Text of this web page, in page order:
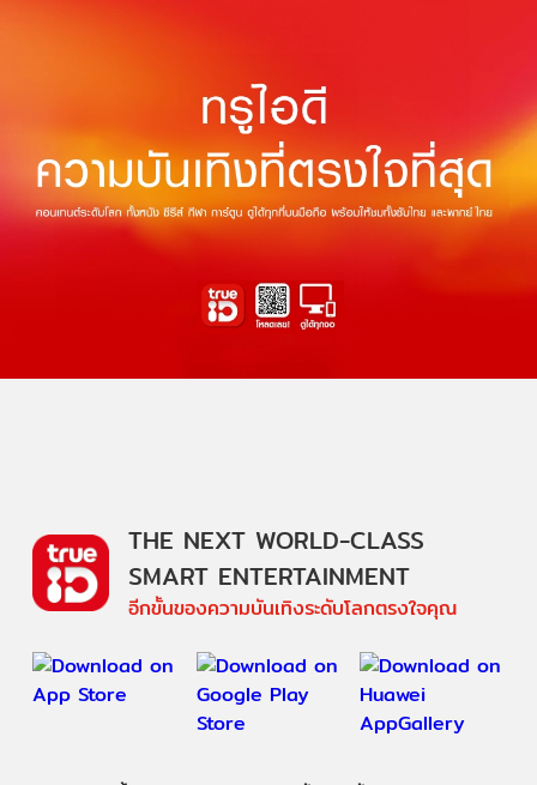
THE NEXT WORLD-CLASS
SMART ENTERTAINMENT
อีกขั้นของความบันเทิงระดับโลกตรงใจคุณ